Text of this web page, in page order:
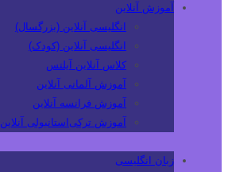
آموزش آنلاین
انگلیسی آنلاین (بزرگسال)
انگلیسی آنلاین (کودک)
کلاس آنلاین آیلتس
آموزش آلمانی آنلاین
آموزش فرانسه آنلاین
آموزش ترکی‌استانبولی آنلاین
زبان انگلیسی